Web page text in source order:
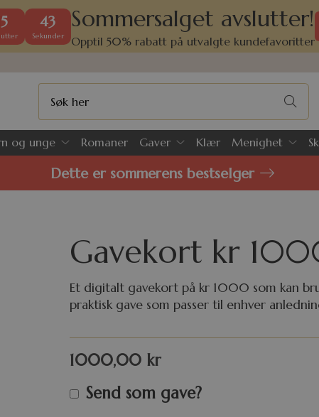
43
Sekunder
Sommersalget avslutter!
Opptil 50% rabatt på utvalgte kundefavoritter
og unge Romaner Gaver Klær Menighet
Dette er sommerens bestselger
Gavekort kr
Et digitalt gavekort på kr 1000 som kan
praktisk gave som passer til enhver
1000,00 kr
Send som gave?